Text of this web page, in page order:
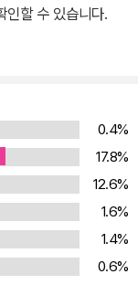
용만을 엄선하여 단
쉬운 개념까지 한
신 출제 경향 및 유
습니다. ② 적중
보며 문제 풀이 실
악할 수 있습니다. ③
문제해결능력, 자원
보며 고난도 문제
인할 수 있습니다.
0.4%
17.8%
12.6%
1.6%
1.4%
0.6%